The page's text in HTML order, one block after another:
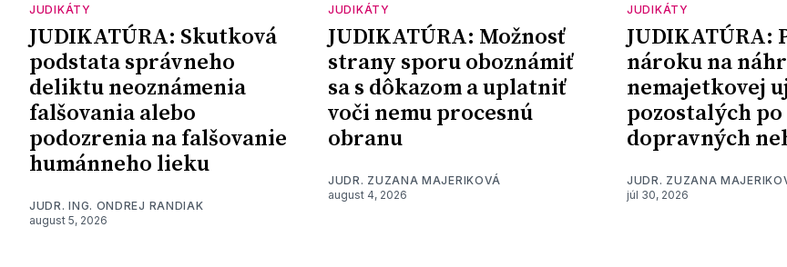
JUDIKÁTY
JUDIKATÚRA: Skutková
podstata správneho
deliktu neoznámenia
falšovania alebo
podozrenia na falšovanie
humánneho lieku
JUDR. ING. ONDREJ RANDIAK
august 5, 2026
JUDIKÁTY
JUDIKATÚRA: Možnosť
strany sporu oboznámiť
sa s dôkazom a uplatniť
voči nemu procesnú
obranu
JUDR. ZUZANA MAJERIKOVÁ
august 4, 2026
JUDIKÁTY
JUDIKATÚRA:
nároku na
nemajetkovej
pozostalých
dopravných
JUDR. ZUZANA
júl 30, 2026